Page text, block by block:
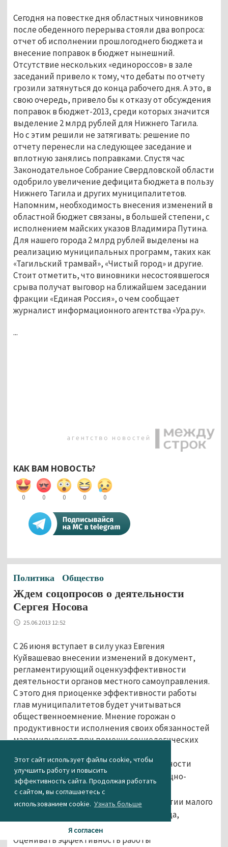
Этот сайт использует файлы cookie, чтобы
улучшить работу и повысить
эффективность сайта. Продолжая работать
с сайтом, вы соглашаетесь с
использованием cookie. Узнать больше
Я согласен
Сегодня на повестке дня областных чиновников
после обеденного перерыва стояли два вопроса:
отчет об исполнении прошлогоднего бюджета и
внесение поправок в бюджет нынешний.
Отсутствие нескольких «единороссов» в зале
заседаний привело к тому, что дебаты по отчету
грозили затянуться до конца рабочего дня. А это, в
свою очередь, привело бы к отказу от обсуждения
поправок в бюджет-2013, среди которых значится
выделение 2 млрд рублей для Нижнего Тагила.
Но с этим решили не затягивать: решение по
отчету перенесли на следующее заседание и
вплотную занялись поправками. Спустя час
Законодательное Собрание Свердловской области
одобрило увеличение дефицита бюджета в пользу
Нижнего Тагила и других муниципалитетов.
Напомним, необходимость внесения изменений в
областной бюджет связаны, в большей степени, с
исполнением майских указов Владимира Путина.
Для нашего города 2 млрд рублей выделены на
реализацию муниципальных программ, таких как
«Тагильский трамвай», «Чистый город» и другие.
Стоит отметить, что виновники несостоявшегося
срыва получат выговор на ближайшем заседании
фракции «Единая Россия», о чем сообщает
журналист информационного агентства «Ура.ру».
...
КАК ВАМ НОВОСТЬ?
0 0 0 0 0
Политика Общество
Ждем соцопросов о деятельности
Сергея Носова
25.06.2013 12:52
С 26 июня вступает в силу указ Евгения
Куйвашевао внесении изменений в документ,
регламентирующий оценкуэффективности
деятельности органов местного самоуправления.
С этого дня приоценке эффективности работы
глав муниципалитетов будет учитываться
общественноемнение. Мнение горожан о
продуктивности исполнения своих обязанностей
мэрамивыяснят при помощи социологических
В них войдут вопросы об удовлетворенности
качествомавтомобильных дорог, жилищно-
коммунальными услугами
и транспортнымобслуживанием, развитии малого
и среднего бизнеса на территориигорода,
очередях в детские сады и т.д.
Оценивать эффективность работы